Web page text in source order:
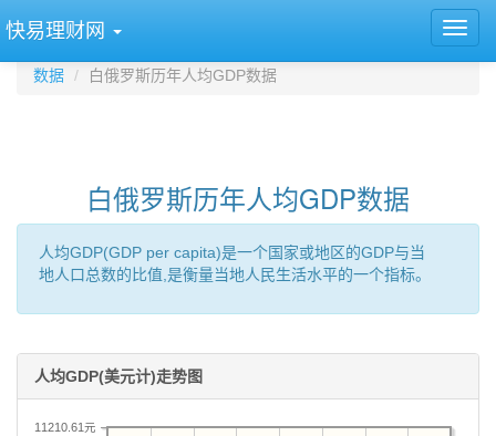
快易理财网
数据 白俄罗斯历年人均GDP数据
白俄罗斯历年人均GDP数据
人均GDP(GDP per capita)是一个国家或地区的GDP与当
地人口总数的比值,是衡量当地人民生活水平的一个指标。
人均GDP(美元计)走势图
11210.61元